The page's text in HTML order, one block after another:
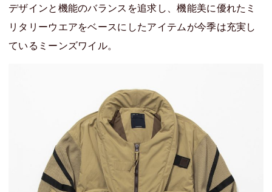
デザインと機能のバランスを追求し、機能美に優れたミ
リタリーウエアをベースにしたアイテムが今季は充実し
ているミーンズワイル。